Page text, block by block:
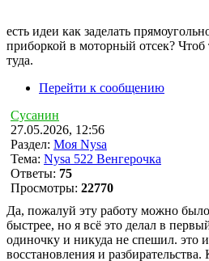
есть идеи как заделать
приборкой в моторньій отсек?
туда.
Перейти к сообщению
Сусанин
27.05.2026, 12:56
Раздел: Моя Nysa
Тема: Nysa 522 Венгерочка
Ответы: 75
Просмотры: 22770
Да, пожалуй эту работу можно было
быстрее, но я всё это делал в
одиночку и никуда не спешил. это
восстановления и